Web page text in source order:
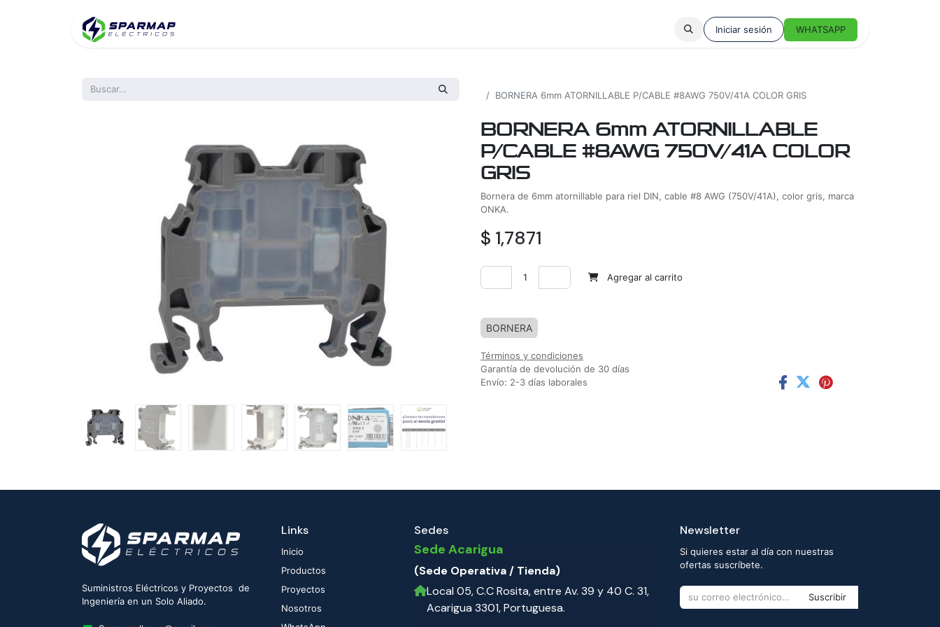
Iniciar sesión WHATSAPP
BORNERA 6mm ATORNILLABLE P/CABLE #8AWG 750V/41A COLOR GRIS
BORNERA 6mm ATORNILLABLE
P/CABLE #8AWG 750V/41A COLOR
GRIS
Bornera de 6mm atornillable para riel DIN, cable #8 AWG (750V/41A), color gris, marca
ONKA.
$ 1,7871
Agregar al carrito
BORNERA
Términos y condiciones
Garantía de devolución de 30 días
Envío: 2-3 días laborales
Suministros Eléctricos y Proyectos de
Ingeniería en un Solo Aliado.
Links
Inicio
Productos
Proyectos
Nosotros
Sedes
Sede Acarigua
(Sede Operativa / Tienda)
Local 05, C.C Rosita, entre Av. 39 y 40 C. 31,
Acarigua 3301, Portuguesa.
Newsletter
Si quieres estar al día con nuestras
ofertas suscríbete.
Suscribir